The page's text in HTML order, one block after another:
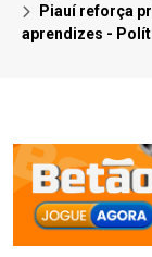
Piauí reforça
aprendizes -